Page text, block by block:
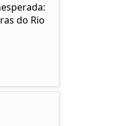
do Rio